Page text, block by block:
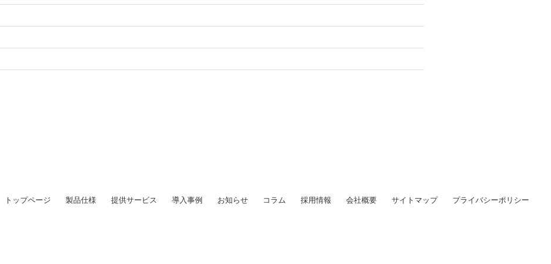
トップページ 製品仕様 提供サービス 導入事例 お知らせ コラム 採用情報 会社概要 サイトマップ プライバシーポリシー